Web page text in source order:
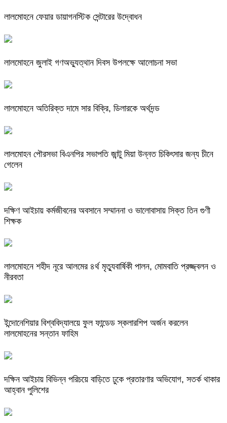
লালমোহনে ফেয়ার ডায়াগনস্টিক সেন্টারের উদ্বোধন
লালমোহনে জুলাই গণঅভ্যুত্থান দিবস উপলক্ষে আলোচনা সভা
লালমোহনে অতিরিক্ত দামে সার বিক্রি, ডিলারকে অর্থদন্ড
লালমোহন পৌরসভা বিএনপির সভাপতি জান্টু মিয়া উন্নত চিকিৎসার জন্য চীনে
গেলেন
দক্ষিণ আইচায় কর্মজীবনের অবসানে সম্মাননা ও ভালোবাসায় সিক্ত তিন গুণী
শিক্ষক
লালমোহনে শহীদ নূরে আলমের ৪র্থ মৃত্যুবার্ষিকী পালন, মোমবাতি প্রজ্জ্বলন ও
নীরবতা
ইন্দোনেশিয়ার বিশ্ববিদ্যালয়ে ফুল ফান্ডেড স্কলারশিপ অর্জন করলেন
লালমোহনের সন্তান ফাহিম
দক্ষিন আইচায় ‎বিভিন্ন পরিচয়ে বাড়িতে ঢুকে প্রতারণার অভিযোগ, সতর্ক থাকার
আহ্বান পুলিশের